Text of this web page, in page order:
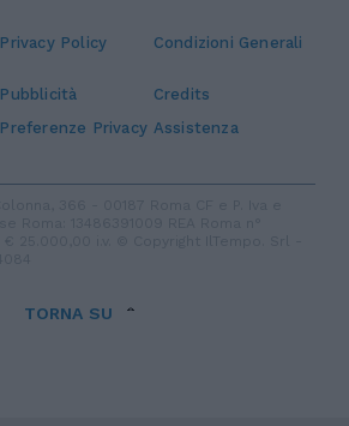
Privacy Policy Condizioni Generali
Pubblicità
Credits
Preferenze Privacy Assistenza
TORNA SU